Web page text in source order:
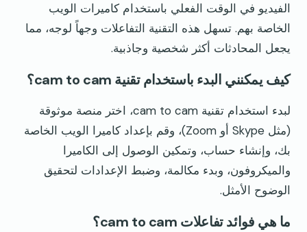
الفيديو في الوقت الفعلي باستخدام كاميرات الويب
الخاصة بهم. تسهل هذه التقنية التفاعلات وجهاً لوجه، مما
يجعل المحادثات أكثر شخصية وجاذبية.
كيف يمكنني البدء باستخدام تقنية cam to cam؟
لبدء استخدام تقنية cam to cam، اختر منصة موثوقة
(مثل Skype أو Zoom)، وقم بإعداد كاميرا الويب الخاصة
بك، وإنشاء حساب، وتمكين الوصول إلى الكاميرا
والميكروفون، وبدء مكالمة، وضبط الإعدادات لتحقيق
الوضوح الأمثل.
ما هي فوائد تفاعلات cam to cam؟